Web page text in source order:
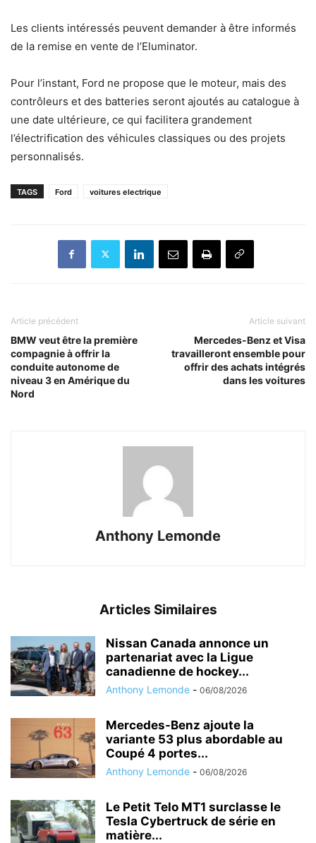
Les clients intéressés peuvent demander à être informés
de la remise en vente de l’Eluminator.
Pour l’instant, Ford ne propose que le moteur, mais des
contrôleurs et des batteries seront ajoutés au catalogue à
une date ultérieure, ce qui facilitera grandement
l’électrification des véhicules classiques ou des projets
personnalisés.
TAGS Ford voitures electrique
Article précédent
BMW veut être la première
compagnie à offrir la
conduite autonome de
niveau 3 en Amérique du
Nord
Article suivant
Mercedes-Benz et Visa
travailleront ensemble pour
offrir des achats intégrés
dans les voitures
Anthony Lemonde
Articles Similaires
Nissan Canada annonce un
partenariat avec la Ligue
canadienne de hockey...
Anthony Lemonde - 06/08/2026
Mercedes-Benz ajoute la
variante 53 plus abordable au
Coupé 4 portes...
Anthony Lemonde - 06/08/2026
Le Petit Telo MT1 surclasse le
Tesla Cybertruck de série en
matière...